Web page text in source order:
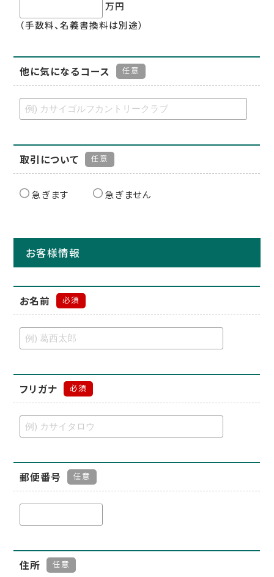
万円
（手数料、名義書換料は別途）
他に気になるコース 任意
取引について 任意
急ぎます 急ぎません
お客様情報
お名前 必須
フリガナ 必須
郵便番号 任意
住所 任意